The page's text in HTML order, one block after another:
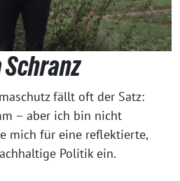
fällt oft der Satz:
– aber ich bin nicht
mich für eine reflektierte,
Politik ein.